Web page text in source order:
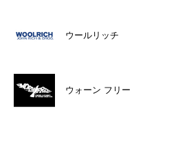
ウールリッチ
ウォーン フリー